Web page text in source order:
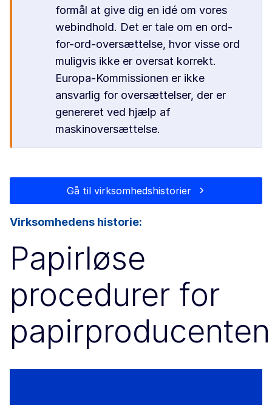
formål at give dig en idé om vores
webindhold. Det er tale om en ord-
for-ord-oversættelse, hvor visse ord
muligvis ikke er oversat korrekt.
Europa-Kommissionen er ikke
ansvarlig for oversættelser, der er
genereret ved hjælp af
maskinoversættelse.
Gå til virksomhedshistorier
Virksomhedens historie:
Papirløse
procedurer for
papirproducenten